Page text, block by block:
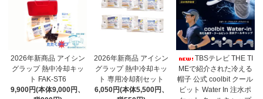
2026年新商品 アイシン
グラップ 熱中冷却キッ
ト FAK-ST6
9,900円(本体9,000円、
2026年新商品 アイシン
グラップ 熱中冷却キッ
ト 専用冷却剤セット
6,050円(本体5,500円、
TBSテレビ THE TI
MEで紹介された冷える
帽子 公式 coolbit クール
ビット Water In 注水ポ